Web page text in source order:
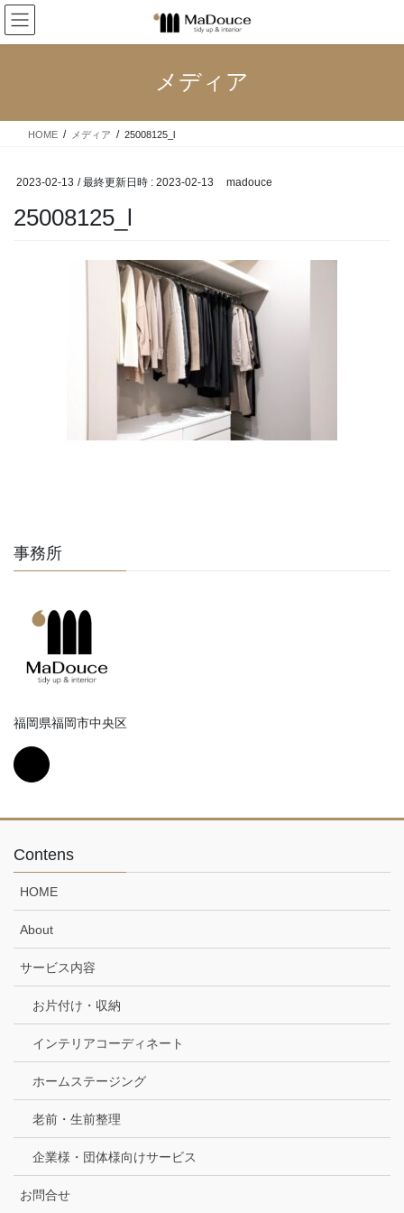
コ
ン
テ
ス
ナ
ビ
ゲ
ン
メディア
HOME メディア 25008125_l
2023-02-13 / 最終更新日時 : 2023-02-13 madouce
25008125_l
事務所
福岡県福岡市中央区
Contens
HOME
About
サービス内容
お片付け・収納
インテリアコーディネート
ホームステージング
老前・生前整理
企業様・団体様向けサービス
お問合せ